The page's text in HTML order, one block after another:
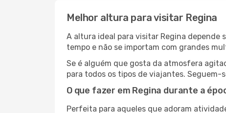
Melhor altura para visitar Regina
A altura ideal para visitar Regina depende
tempo e não se importam com grandes
Se é alguém que gosta da atmosfera
para todos os tipos de viajantes. Seguem-
O que fazer em Regina durante a
Perfeita para aqueles que adoram